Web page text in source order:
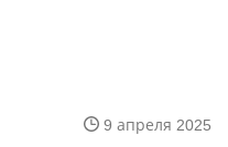
9 апреля 2025